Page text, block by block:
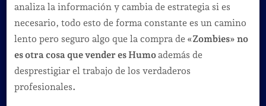
analiza la información y cambia de estrategia si es
necesario, todo esto de forma constante es un camino
lento pero seguro algo que la compra de«Zombies» no
es otra cosa que vender es Humoademás de
desprestigiar el trabajo de los verdaderos
profesionales.